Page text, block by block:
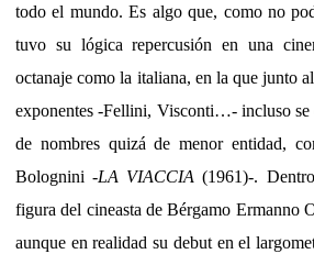
todo el mundo. Es algo que, como no
tuvo su lógica repercusión en una
octanaje como la italiana, en la que junto
exponentes -Fellini, Visconti…- incluso se
de nombres quizá de menor entidad,
Bolognini -LA VIACCIA (1961)-.
figura del cineasta de Bérgamo Ermanno
aunque en realidad su debut en el